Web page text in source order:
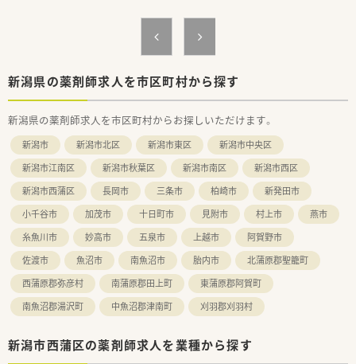
【勤務実態について】
■残業代は1分単位でしっかりと計算されて支給されるため、働
■年間休日は118日から119日確保されており、年末年始の休暇
も12月30日から1月3日までしっかり休める環境が整っていま
■出産や育児へのサポートも手厚く、産休と育休の取得率は100
パーセントを維持しており、復帰後の時短勤務も柔軟に可能で
す。
【想定されるキャリアイメージ】
■段階的な研修プログラムや勉強会が充実しており、入社後の経
験年数に応じたスキルアップを会社全体で手厚く支援していま
す。
■現場の薬剤師として経験を積んだ後は、個々の希望に応じて採
用活動や店舗開発などの本部業務へ挑戦することも十分に可能
です。
■認定薬剤師の取得支援制度やeラーニング、大手グループとの
共同プログラムにより、高度な専門性を働きながら習得できま
す。
新潟県の薬剤師求人を市区町村から探す
新潟県の薬剤師求人を市区町村からお探しいただけます。
新潟市 新潟市北区 新潟市東区
新潟市中央区
新潟市江南区
新潟市秋葉区 新潟市南区
新潟市西区
新潟市西蒲区
長岡市 三条市 柏崎市
新発田市
小千谷市
加茂市 十日町市 見附市 村上市
燕市
糸魚川市
妙高市 五泉市 上越市
阿賀野市
佐渡市
魚沼市 南魚沼市 胎内市
北蒲原郡聖籠町
西蒲原郡弥彦村
南蒲原郡田上町
東蒲原郡阿賀町
南魚沼郡湯沢町
中魚沼郡津南町 刈羽郡刈羽村
新潟市西蒲区の薬剤師求人を業種から探す